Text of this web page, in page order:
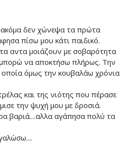
δεν χώνεψα τα πρώτα
πίσω μου κάτι παιδικό.
αντα μοιάζουν με σοβαρότητα
να αποκτήσω πλήρως. Την
όμως την κουβαλάω χρόνια
και της νιότης που πέρασε
την ψυχή μου με δροσιά.
βαριά....αλλα αγάπησα πολύ τα